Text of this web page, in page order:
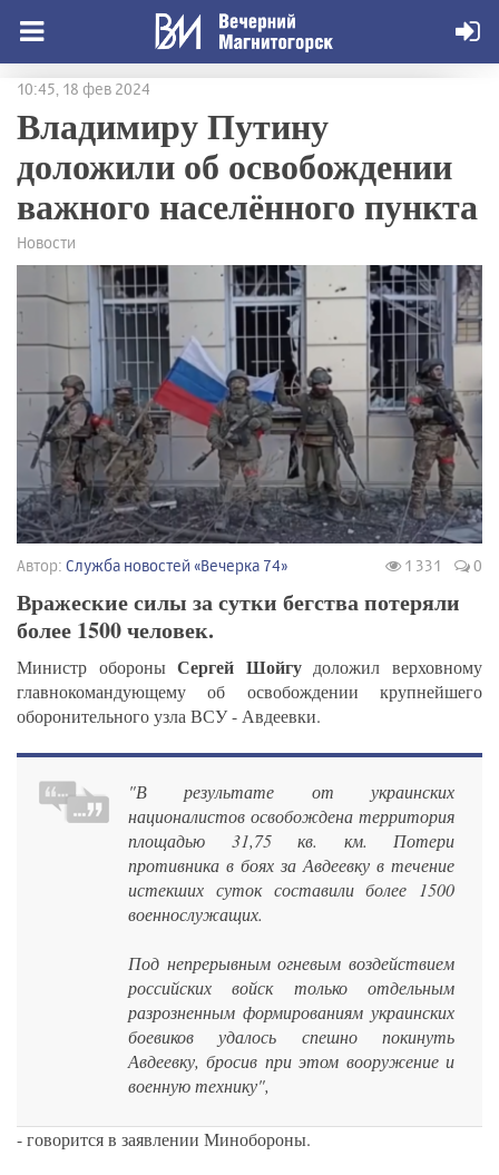
10:45, 18 фев 2024
Владимиру Путину
доложили об освобождении
важного населённого пункта
Новости
Автор: Служба новостей «Вечерка 74» 1 331 0
Вражеские силы за сутки бегства потеряли
более 1500 человек.
Министр обороныСергей Шойгудоложил верховному
главнокомандующему об освобождении крупнейшего
оборонительного узла ВСУ - Авдеевки.
"В результате от украинских
националистов освобождена территория
площадью 31,75 кв. км. Потери
противника в боях за Авдеевку в течение
истекших суток составили более 1500
военнослужащих.
Под непрерывным огневым воздействием
российских войск только отдельным
разрозненным формированиям украинских
боевиков удалось спешно покинуть
Авдеевку, бросив при этом вооружение и
военную технику",
- говорится в заявлении Минобороны.